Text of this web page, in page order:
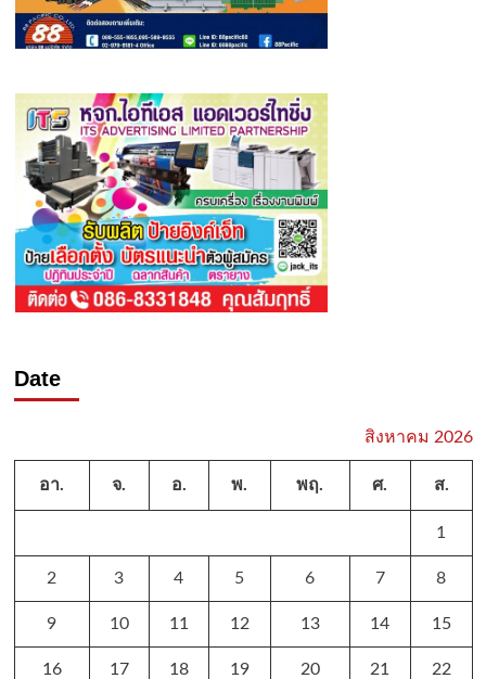
Date
สิงหาคม 2026
อา. จ. อ. พ. พฤ. ศ. ส.
1
2 3 4 5 6 7 8
9 10 11 12 13 14 15
16 17 18 19 20 21 22